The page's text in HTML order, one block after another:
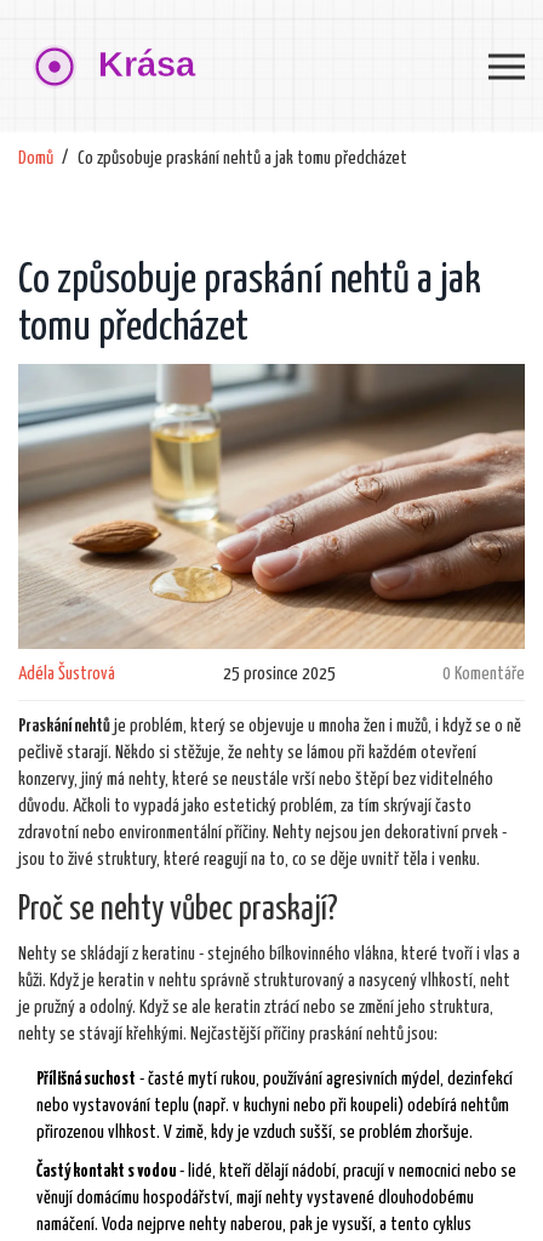
Domů Co způsobuje praskání nehtů a jak tomu předcházet
Co způsobuje praskání nehtů a jak
tomu předcházet
Adéla Šustrová 25 prosince 2025 0 Komentáře
Praskání nehtů je problém, který se objevuje u mnoha žen i mužů, i když se o ně
pečlivě starají. Někdo si stěžuje, že nehty se lámou při každém otevření
konzervy, jiný má nehty, které se neustále vrší nebo štěpí bez viditelného
důvodu. Ačkoli to vypadá jako estetický problém, za tím skrývají často
zdravotní nebo environmentální příčiny. Nehty nejsou jen dekorativní prvek -
jsou to živé struktury, které reagují na to, co se děje uvnitř těla i venku.
Proč se nehty vůbec praskají?
Nehty se skládají z keratinu - stejného bílkovinného vlákna, které tvoří i vlas a
kůži. Když je keratin v nehtu správně strukturovaný a nasycený vlhkostí, neht
je pružný a odolný. Když se ale keratin ztrácí nebo se změní jeho struktura,
nehty se stávají křehkými. Nejčastější příčiny praskání nehtů jsou:
Přílišná suchost - časté mytí rukou, používání agresivních mýdel, dezinfekcí
nebo vystavování teplu (např. v kuchyni nebo při koupeli) odebírá nehtům
přirozenou vlhkost. V zimě, kdy je vzduch sušší, se problém zhoršuje.
Častý kontakt s vodou - lidé, kteří dělají nádobí, pracují v nemocnici nebo se
věnují domácímu hospodářství, mají nehty vystavené dlouhodobému
namáčení. Voda nejprve nehty naberou, pak je vysuší, a tento cyklus